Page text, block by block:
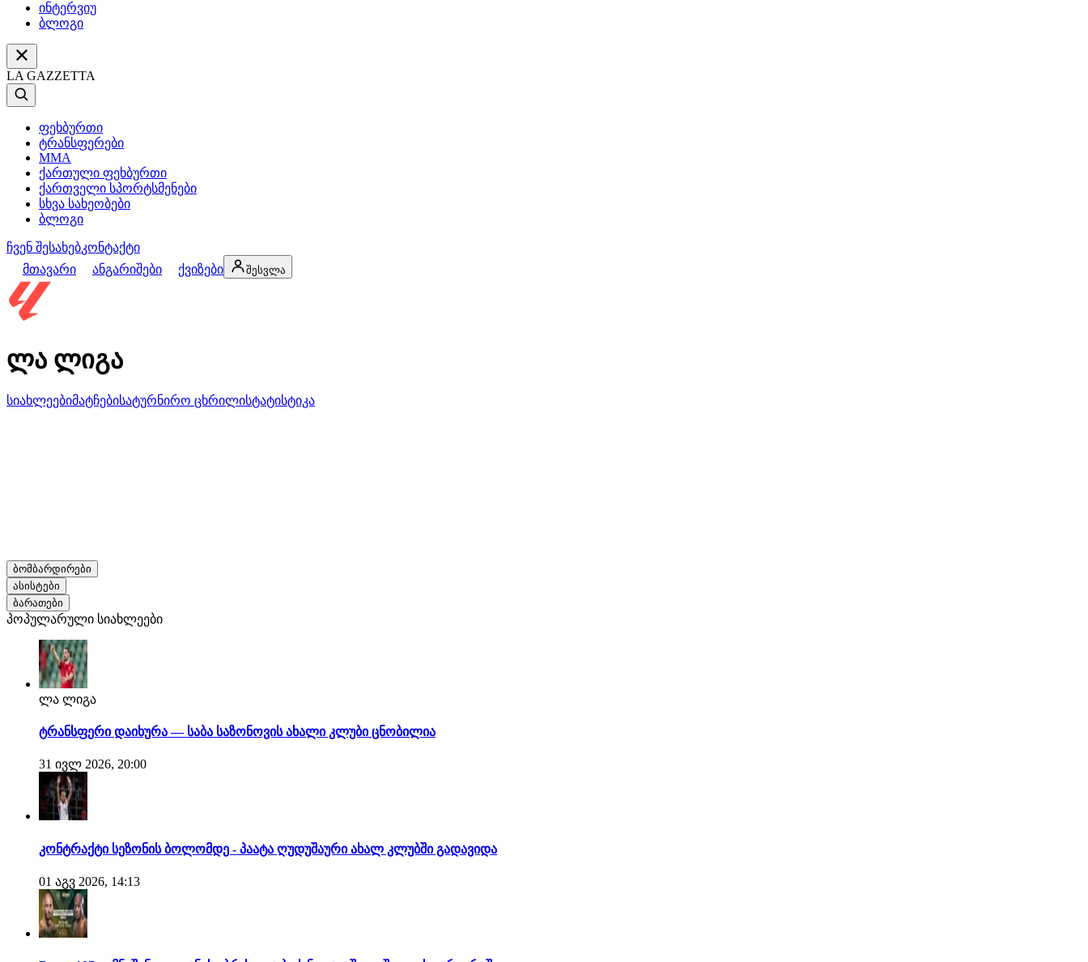
ინტერვიუ
ბლოგი
LA GAZZETTA
ფეხბურთი
ტრანსფერები
MMA
ქართული ფეხბურთი
ქართველი სპორტსმენები
სხვა სახეობები
ბლოგი
ჩვენ შესახებკონტაქტი
მთავარი
ანგარიშები ქვიზები შესვლა
ლა ლიგა
სიახლეებიმატჩებისატურნირო ცხრილისტატისტიკა
ბომბარდირები
ასისტები
ბარათები
პოპულარული სიახლეები
ლა ლიგა
ტრანსფერი დაიხურა — საბა საზონოვის ახალი კლუბი ცნობილია
31 ივლ 2026, 20:00
კონტრაქტი სეზონის ბოლომდე - პაატა ღუდუშაური ახალ კლუბში გადავიდა
01 აგვ 2026, 14:13